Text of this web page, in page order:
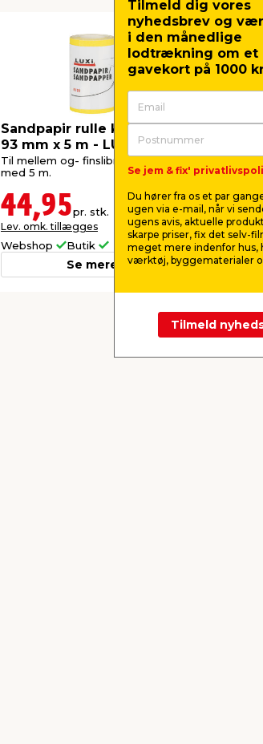
Sandpapir rulle korn 120 –
93 mm x 5 m - LUXI®
Til mellem og- finslibning. Rulle
med 5 m.
44,95pr. stk.
Lev. omk. tillægges
Webshop Butik
Se mere
liter
Til
Lev.
Tilmeld dig vores
nyhedsbrev og
i den månedlige
lodtrækning om et
gavekort på 1000
Se jem & fix'
Du hører fra os et par
ugen via e-mail, når vi
ugens avis, aktuelle
skarpe priser, fix det selv-
meget mere indenfor hus,
værktøj, byggematerialer
Tilmeld